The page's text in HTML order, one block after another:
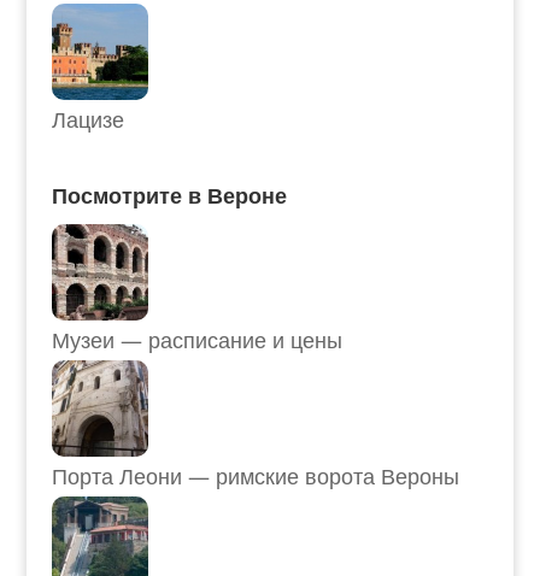
Лацизе
Посмотрите в Вероне
Музеи — расписание и цены
Порта Леони — римские ворота Вероны